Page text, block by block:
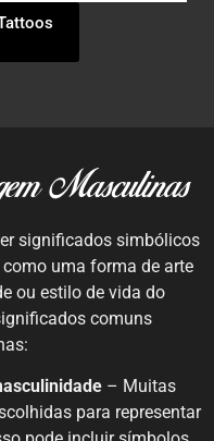
Masculinas
significados simbólicos
uma forma de arte
ou estilo de vida do
comuns
– Muitas
para representar